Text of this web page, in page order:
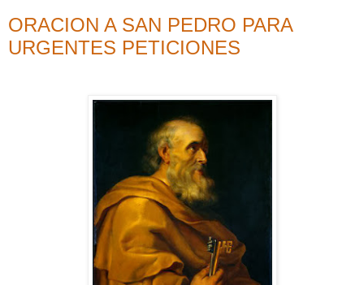
ORACION A SAN PEDRO PARA
URGENTES PETICIONES